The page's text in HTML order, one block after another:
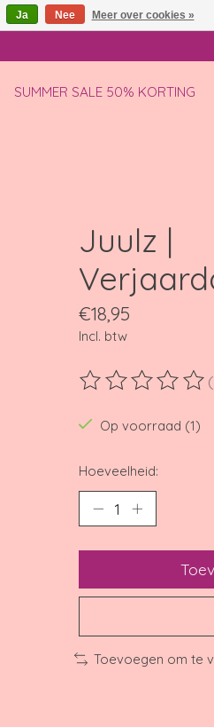
SUMMER SALE 50% KORTING
Juulz |
€18,95
Incl. btw
De beoordeling
Op voorraad (1)
Hoeveelheid:
Toevoegen om te
Ja Nee Meer over cookies »